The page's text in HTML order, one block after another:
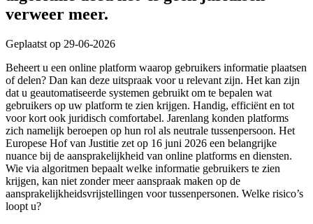
verweer meer.
Geplaatst op 29-06-2026
Beheert u een online platform waarop gebruikers informatie plaatsen
of delen? Dan kan deze uitspraak voor u relevant zijn. Het kan zijn
dat u geautomatiseerde systemen gebruikt om te bepalen wat
gebruikers op uw platform te zien krijgen. Handig, efficiënt en tot
voor kort ook juridisch comfortabel. Jarenlang konden platforms
zich namelijk beroepen op hun rol als neutrale tussenpersoon. Het
Europese Hof van Justitie zet op 16 juni 2026 een belangrijke
nuance bij de aansprakelijkheid van online platforms en diensten.
Wie via algoritmen bepaalt welke informatie gebruikers te zien
krijgen, kan niet zonder meer aanspraak maken op de
aansprakelijkheidsvrijstellingen voor tussenpersonen. Welke risico’s
loopt u?